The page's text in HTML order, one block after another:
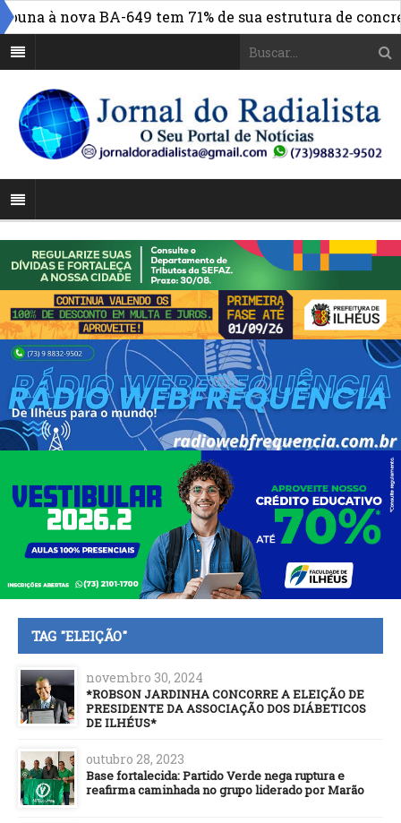
à nova BA-649 tem 71% de sua estrutura de concreto
TAG "ELEIÇÃO"
novembro 30, 2024
*ROBSON JARDINHA CONCORRE A ELEIÇÃO DE
PRESIDENTE DA ASSOCIAÇÃO DOS DIÁBETICOS
DE ILHÉUS*
outubro 28, 2023
Base fortalecida: Partido Verde nega ruptura e
reafirma caminhada no grupo liderado por Marão